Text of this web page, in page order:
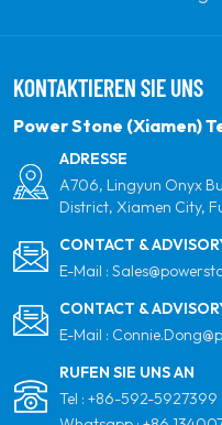
Energieprodukten und
globalen Partner für
KONTAKTIEREN SIE UNS
Power Stone (Xiamen)
ADRESSE
A706, Lingyun Onyx
District, Xiamen City,
CONTACT &
E-Mail :
CONTACT &
E-Mail :
RUFEN SIE UNS AN
Tel : +86-592-5927399